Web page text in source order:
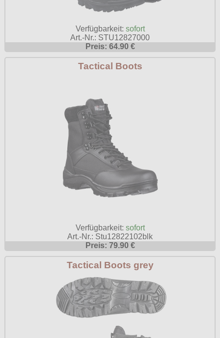
Verfügbarkeit: sofort
Art.-Nr.: STU12827000
Preis: 64.90 €
Tactical Boots
Verfügbarkeit: sofort
Art.-Nr.: Stu12822102blk
Preis: 79.90 €
Tactical Boots grey